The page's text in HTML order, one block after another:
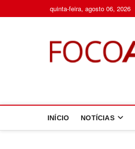
to
quinta-feira, agosto 06, 2026
INÍCIO NOTÍCIAS